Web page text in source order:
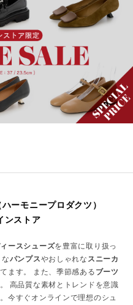
ーモニープロダクツ）
ンストア
ースシューズを豊富に取り扱っ
パンプスやおしゃれな スニーカ
ます。 また、季節感ある ブーツ
高品質な素材とトレンドを意識
今すぐオンラインで理想のシュ